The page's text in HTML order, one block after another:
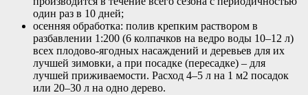
один раз в 10 дней;
осенняя обработка: полив крепким раствором в
разбавлении 1:200 (6 колпачков на ведро воды 10–12 л)
всех плодово-ягодных насаждений и деревьев для их
лучшей зимовки, а при посадке (пересадке) – для
лучшей приживаемости. Расход 4–5 л на 1 м2 посадок
или 20–30 л на одно дерево.